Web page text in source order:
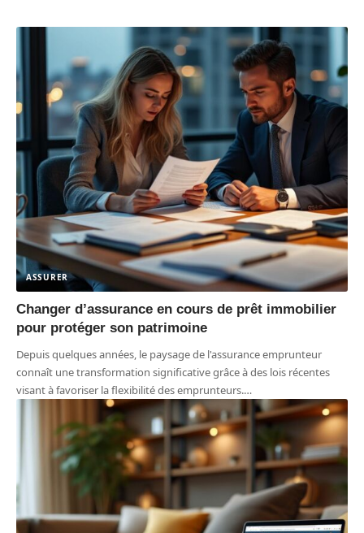
ASSURER
Changer d’assurance en cours de prêt immobilier
pour protéger son patrimoine
Depuis quelques années, le paysage de l'assurance emprunteur
connaît une transformation significative grâce à des lois récentes
visant à favoriser la flexibilité des emprunteurs.…